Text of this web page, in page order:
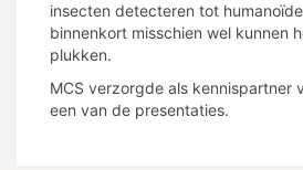
insecten detecteren tot
binnenkort misschien wel kunnen
plukken.
MCS verzorgde als kennispartner
een van de presentaties.